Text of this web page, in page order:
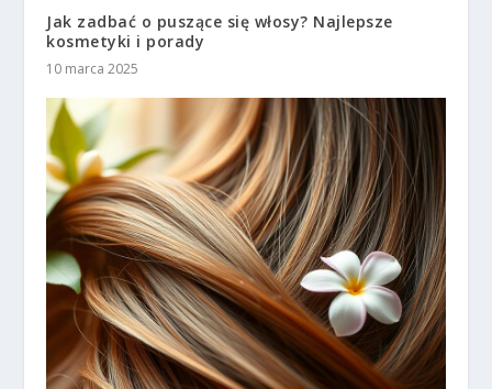
Jak zadbać o puszące się włosy? Najlepsze
kosmetyki i porady
10 marca 2025